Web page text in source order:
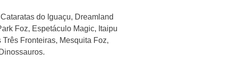
do Iguaçu, Dreamland
Foz, Espetáculo Magic, Itaipu
Fronteiras, Mesquita Foz,